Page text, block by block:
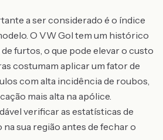
a ser considerado é o índice
O VW Gol tem um histórico
furtos, o que pode elevar o custo
costumam aplicar um fator de
com alta incidência de roubos,
mais alta na apólice.
verificar as estatísticas de
sua região antes de fechar o